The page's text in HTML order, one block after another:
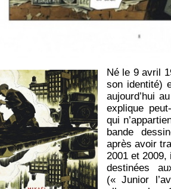
Né le 9 avril
son identité)
aujourd’hui
explique
qui
bande
après avoir
2001 et
destinées
(« Junior